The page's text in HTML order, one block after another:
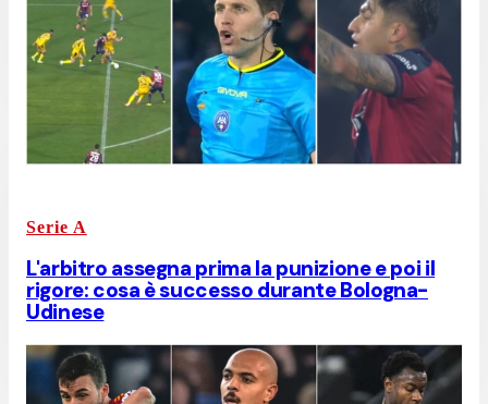
Serie A
L'arbitro assegna prima la punizione e poi il
rigore: cosa è successo durante Bologna-
Udinese